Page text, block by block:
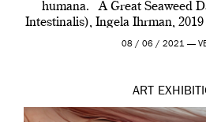
humana. A Great Seaweed
Intestinalis), Ingela Ihrman,
Madrid y la
08 / 06 / 2021 —
ART